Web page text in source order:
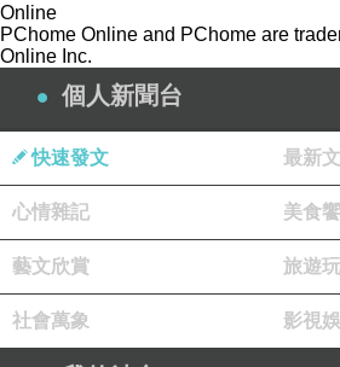
好想拐走(毆
紅櫻好帥呀呀呀呀呀呀~~
(喜歡長髮飄逸(?)男)
版主回應
哈哈我也是喔
謝謝你啊~
風天
小白玉好可愛////
Online
PChome Online and PChome are
Online Inc.
個人新聞台
快速發文 最新
心情雜記 美食
藝文欣賞 旅遊
社會萬象 影視